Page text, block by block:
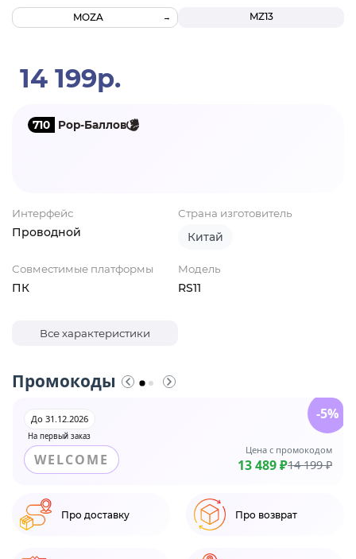
MZ13
MOZA
14 199р.
710 Pop-Баллов
Интерфейс
Проводной
Страна изготовитель
Китай
Совместимые платформы
ПК
Модель
RS11
Все характеристики
Промокоды
На первый заказ
До 31.12.2026
WELCOME
Цена с промокодом
13 489 ₽14 199 ₽
-5%
Про доставку Про возврат